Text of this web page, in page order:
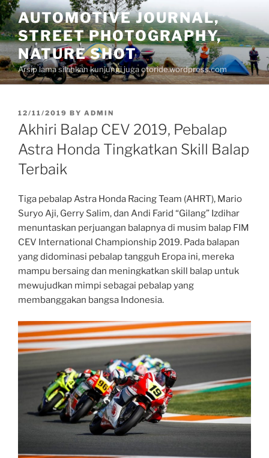
Skip
to
content
AUTOMOTIVE JOURNAL,
STREET PHOTOGRAPHY,
NATURE SHOT
Arsip lama silahkan kunjungi juga otoride.wordpress.com
POSTED
ON
12/11/2019 BY ADMIN
Akhiri Balap CEV 2019, Pebalap
Astra Honda Tingkatkan Skill Balap
Terbaik
Tiga pebalap Astra Honda Racing Team (AHRT), Mario
Suryo Aji, Gerry Salim, dan Andi Farid “Gilang” Izdihar
menuntaskan perjuangan balapnya di musim balap FIM
CEV International Championship 2019. Pada balapan
yang didominasi pebalap tangguh Eropa ini, mereka
mampu bersaing dan meningkatkan skill balap untuk
mewujudkan mimpi sebagai pebalap yang
membanggakan bangsa Indonesia.